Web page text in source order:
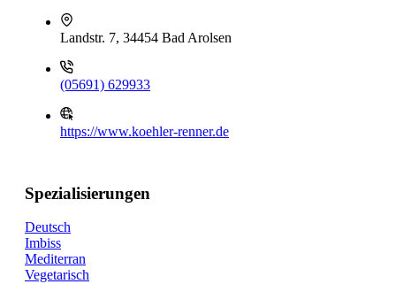
Landstr. 7, 34454 Bad Arolsen
(05691) 629933
https://www.koehler-renner.de
Spezialisierungen
Deutsch
Imbiss
Mediterran
Vegetarisch